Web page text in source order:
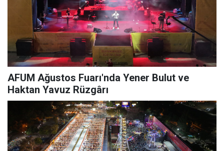
AFUM Ağustos Fuarı'nda Yener Bulut ve
Haktan Yavuz Rüzgârı